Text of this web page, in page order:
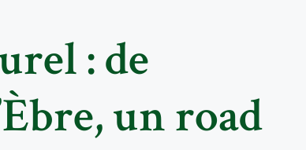
: de
un road